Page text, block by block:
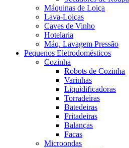
Máquinas de Loiça
Lava-Loiças
Caves de Vinho
Hotelaria
Máq. Lavagem Pressão
Pequenos Eletrodomésticos
Cozinha
Robots de Cozinha
Varinhas
Liquidificadoras
Torradeiras
Batedeiras
Fritadeiras
Balanças
Facas
Microondas